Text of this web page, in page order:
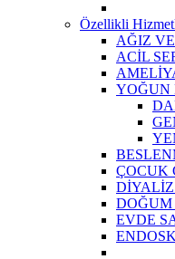
Özellikli
AĞIZ
ACİL
YOĞUN
ÇOCUK
EVDE